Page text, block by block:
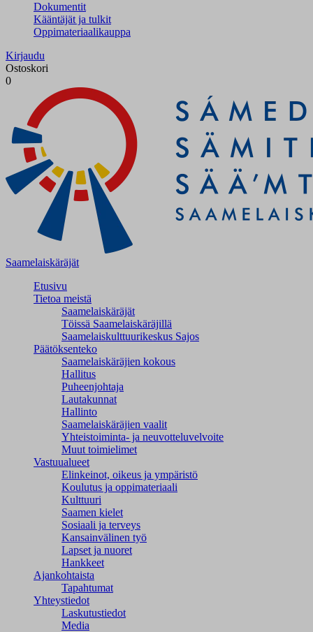
Dokumentit
Kääntäjät ja tulkit
Oppimateriaalikauppa
Kirjaudu
Ostoskori
0
Saamelaiskäräjät
Etusivu
Tietoa meistä
Saamelaiskäräjät
Töissä Saamelaiskäräjillä
Saamelaiskulttuuri­keskus Sajos
Päätöksenteko
Saamelaiskäräjien kokous
Hallitus
Puheenjohtaja
Lautakunnat
Hallinto
Saamelaiskäräjien vaalit
Yhteistoiminta- ja neuvotteluvelvoite
Muut toimielimet
Vastuualueet
Elinkeinot, oikeus ja ympäristö
Koulutus ja oppimateriaali
Kulttuuri
Saamen kielet
Sosiaali ja terveys
Kansainvälinen työ
Lapset ja nuoret
Hankkeet
Ajankohtaista
Tapahtumat
Yhteystiedot
Laskutustiedot
Media